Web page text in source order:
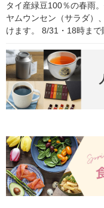
タイ産緑豆100％の春雨
ヤムウンセン（サラダ）
けます。 8/31・18時まで